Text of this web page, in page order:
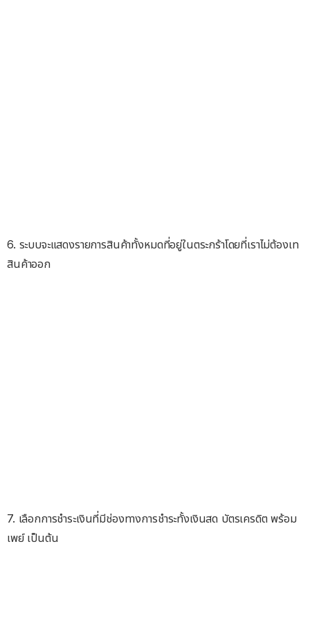
6. ระบบจะแสดงรายการสินค้าทั้งหมดที่อยู่ในตระกร้าโดยที่เราไม่ต้องเท
สินค้าออก
7. เลือกการชำระเงินที่มีช่องทางการชำระทั้งเงินสด บัตรเครดิต พร้อม
เพย์ เป็นต้น